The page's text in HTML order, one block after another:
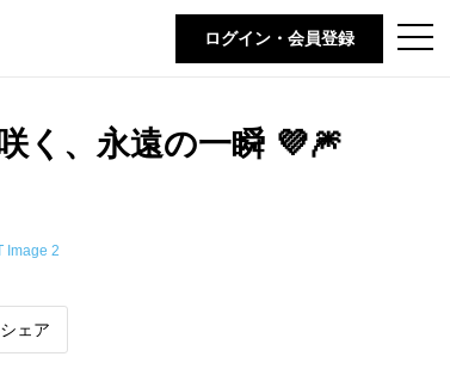
t
o
ログイン・会員登録
く、永遠の一瞬 💜🎆
Image 2
シェア